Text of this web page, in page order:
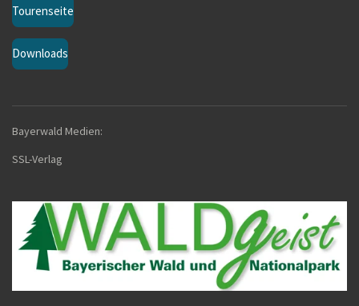
Tourenseite
Downloads
Bayerwald Medien:
SSL-Verlag